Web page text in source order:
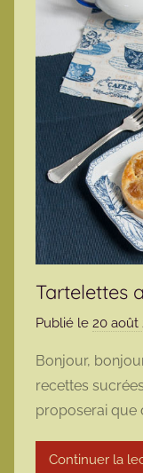
Tartelettes
Publié le 20 août
Bonjour,
recettes
proposerai que
Continuer la